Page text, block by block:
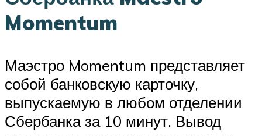
Momentum
Маэстро Momentum представляет
собой банковскую карточку,
выпускаемую в любом отделении
Сбербанка за 10 минут. Вывод